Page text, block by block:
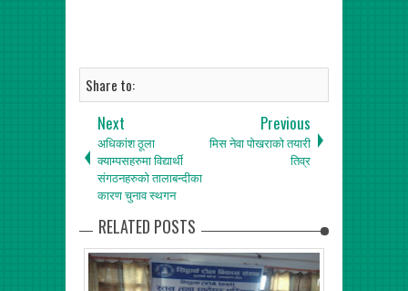
Share to:
Next
अधिकांश ठूला
क्याम्पसहरुमा विद्यार्थी
संगठनहरुको तालाबन्दीका
कारण चुनाव स्थगन
Previous
मिस नेवा पोखराको तयारी
तिव्र
RELATED POSTS